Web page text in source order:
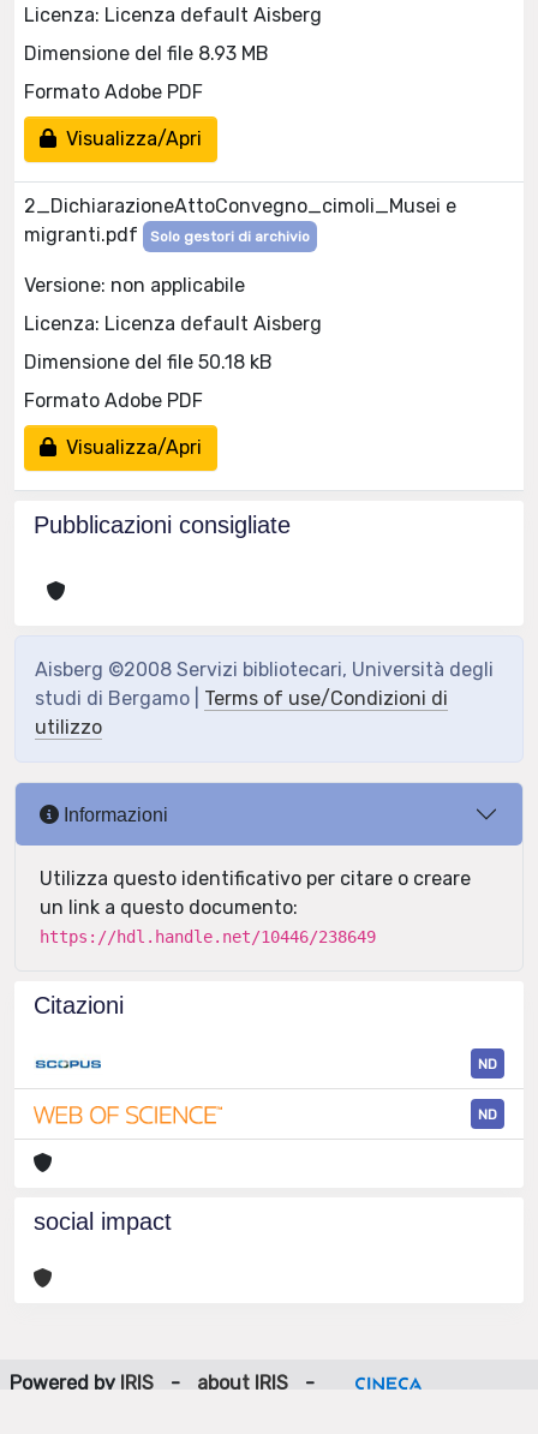
Licenza: Licenza default Aisberg
Dimensione del file 8.93 MB
Formato Adobe PDF
Visualizza/Apri
2_DichiarazioneAttoConvegno_cimoli_Musei e
migranti.pdf
Solo gestori di archivio
Versione: non applicabile
Licenza: Licenza default Aisberg
Dimensione del file 50.18 kB
Formato Adobe PDF
Visualizza/Apri
Pubblicazioni consigliate
Aisberg ©2008 Servizi bibliotecari, Università degli
studi di Bergamo | Terms of use/Condizioni di
utilizzo
Informazioni
Utilizza questo identificativo per citare o creare
un link a questo documento:
https://hdl.handle.net/10446/238649
Citazioni
ND
ND
social impact
Powered by IRIS - about IRIS
-